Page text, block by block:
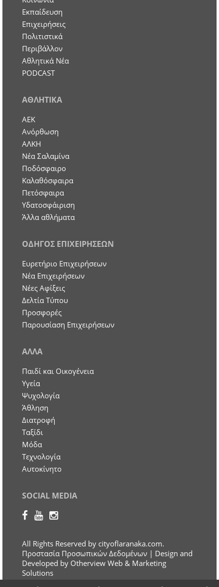
Εκπαίδευση
Επιχειρήσεις
Πολιτιστικά
Περιβάλλον
Αθλητικά Νέα
PODCAST
ΑΘΛΗΤΙΚΑ
ΑΕΚ
Ανόρθωση
ΑΛΚΗ
Νέα Σαλαμίνα
Ποδόσφαιρο
Καλαθόσφαιρα
Πετόσφαιρα
Υδατοσφάιριση
Άλλα αθλήματα
ΟΔΗΓΟΣ ΕΠΙΧΕΙΡΗΣΕΩΝ
Ευρετήριο Επιχειρήσεων
Nέα Επιχειρήσεων
Νέες Αφίξεις
Δελτία Τύπου
Προσφορές
Παρουσίαση Επιχειρήσεων
ΑΛΛΑ
Παιδί και Οικογένεια
Υγεία
Ψυχολογία
Άθληση
Διατροφή
Ταξίδι
Μόδα
Τεχνολογία
Αυτοκίνητο
SOCIAL MEDIA
All Rights Reserved by cityoflaranaka.com.
Προστασία Προσωπικών Δεδομένων | Design and
Developed by Otherview Web & Marketing
Solutions